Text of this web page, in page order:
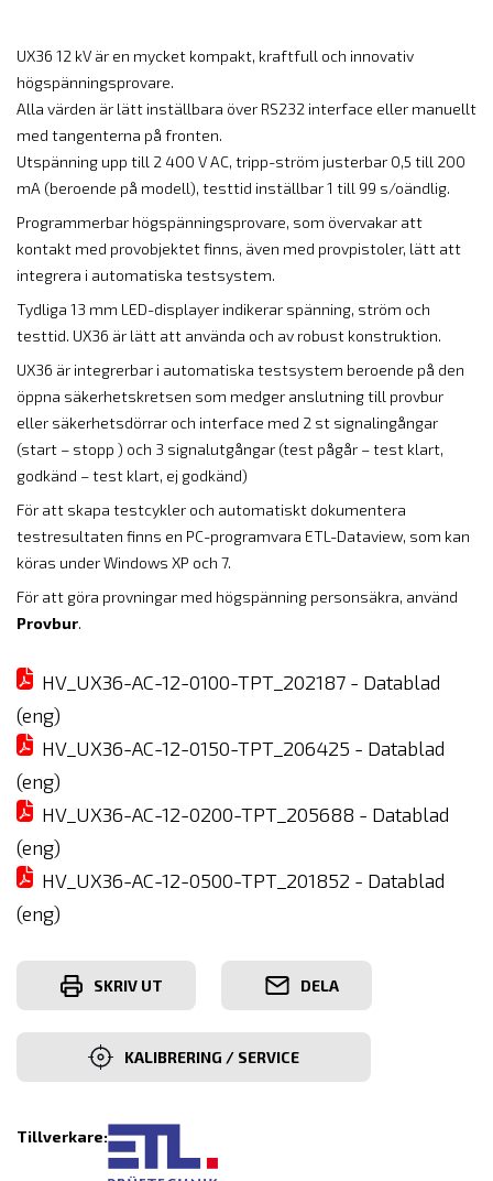
UX36 12 kV är en mycket kompakt, kraftfull och innovativ
högspänningsprovare.
Alla värden är lätt inställbara över RS232 interface eller manuellt
med tangenterna på fronten.
Utspänning upp till 2 400 V AC, tripp-ström justerbar 0,5 till 200
mA (beroende på modell), testtid inställbar 1 till 99 s/oändlig.
Programmerbar högspänningsprovare, som övervakar att
kontakt med provobjektet finns, även med provpistoler, lätt att
integrera i automatiska testsystem.
Tydliga 13 mm LED-displayer indikerar spänning, ström och
testtid. UX36 är lätt att använda och av robust konstruktion.
UX36 är integrerbar i automatiska testsystem beroende på den
öppna säkerhetskretsen som medger anslutning till provbur
eller säkerhetsdörrar och interface med 2 st signalingångar
(start – stopp ) och 3 signalutgångar (test pågår – test klart,
godkänd – test klart, ej godkänd)
För att skapa testcykler och automatiskt dokumentera
testresultaten finns en PC-programvara ETL-Dataview, som kan
köras under Windows XP och 7.
För att göra provningar med högspänning personsäkra, använd
Provbur.
HV_UX36-AC-12-0100-TPT_202187 - Datablad
(eng)
HV_UX36-AC-12-0150-TPT_206425 - Datablad
(eng)
HV_UX36-AC-12-0200-TPT_205688 - Datablad
(eng)
HV_UX36-AC-12-0500-TPT_201852 - Datablad
(eng)
SKRIV UT DELA
KALIBRERING / SERVICE
Tillverkare: